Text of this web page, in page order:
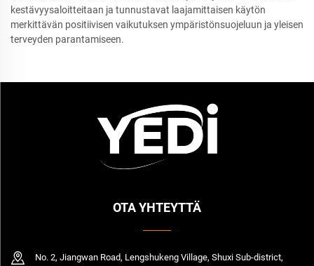
kestävyysaloitteitaan ja tunnustavat laajamittaisen käytön
merkittävän positiivisen vaikutuksen ympäristönsuojeluun ja yleisen
terveyden parantamiseen.
OTA YHTEYTTÄ
No. 2, Jiangwan Road, Lengshukeng Village, Shuxi Sub-district,